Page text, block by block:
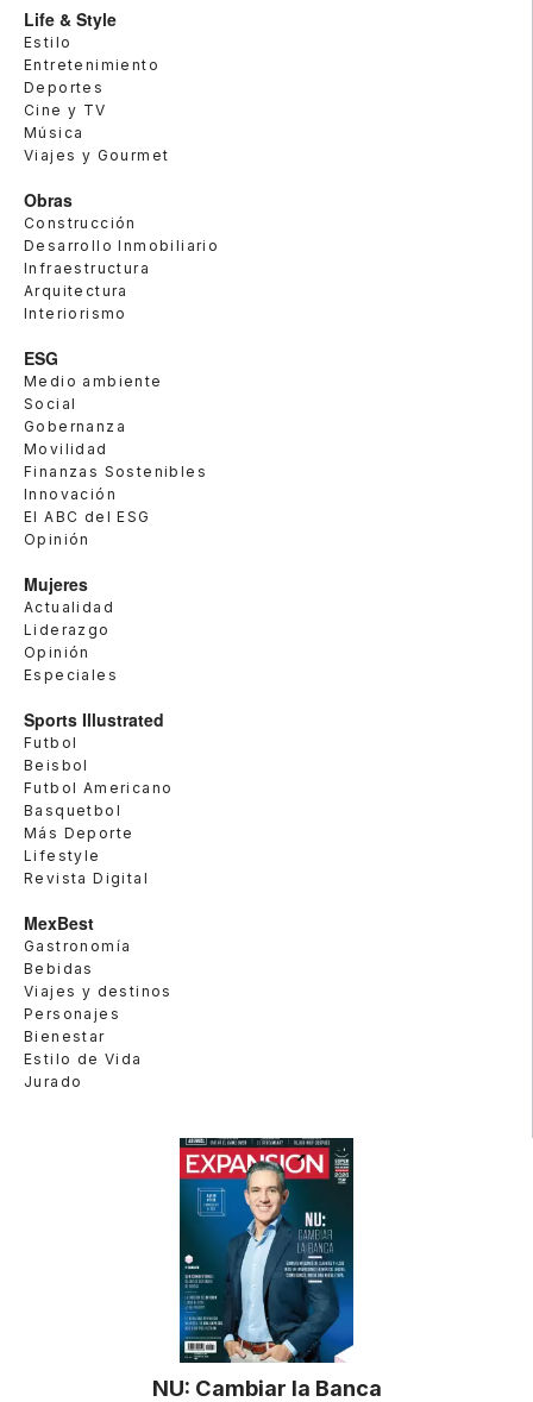
Life & Style
Estilo
Entretenimiento
Deportes
Cine y TV
Música
Viajes y Gourmet
Obras
Construcción
Desarrollo Inmobiliario
Infraestructura
Arquitectura
Interiorismo
ESG
Medio ambiente
Social
Gobernanza
Movilidad
Finanzas Sostenibles
Innovación
El ABC del ESG
Opinión
Mujeres
Actualidad
Liderazgo
Opinión
Especiales
Sports Illustrated
Futbol
Beisbol
Futbol Americano
Basquetbol
Más Deporte
Lifestyle
Revista Digital
MexBest
Gastronomía
Bebidas
Viajes y destinos
Personajes
Bienestar
Estilo de Vida
Jurado
NU: Cambiar la Banca